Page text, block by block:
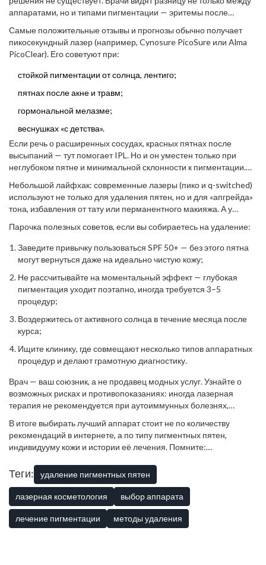
аппаратами, но и типами пигментации — эритемы после
дермальные пятна. Если пришли в салон и вас «молча» сажают
под лампу IPL — стоп, спросите про диагностику. Часто нужен
дерматоскоп или отдельный осмотр на аппарате Visia, который
считает, где пигмент залегает глубже.
Самые положительные отзывы и прогнозы обычно получает
пикосекундный лазер (например, Cynosure PicoSure или Alma
PicoClear). Его советуют при:
стойкой пигментации от солнца, лентиго;
пятнах после акне и травм;
гормональной мелазме;
веснушках «с детства».
Если речь о расширенных сосудах, красных пятнах после
высыпаний — тут помогает IPL. Но и он уместен только при
неглубоком пятне и минимальной склонности к пигментации.
тонкой светлой кожей.
Небольшой лайфхак: современные лазеры (пико и q-switched)
используют не только для удаления пятен, но и для «апгрейда»
тона, избавления от тату или перманентного макияжа. А у
требует анестезии и не оставляет риска для гипертрофических
рубцов. Пациенты отмечают, что уже после первого сеанса
становятся видны пустоши без пигмента, а пигментация
Парочка полезных советов, если вы собираетесь на удаление:
Заведите привычку пользоваться SPF 50+ — без этого пятна
могут вернуться даже на идеально чистую кожу;
Не рассчитывайте на моментальный эффект — глубокая
пигментация уходит поэтапно, иногда требуется 3–5
процедур;
Воздержитесь от активного солнца в течение месяца после
курса;
Ищите клинику, где совмещают несколько типов аппаратных
процедур и делают грамотную диагностику.
Врач — ваш союзник, а не продавец модных услуг. Узнайте о
возможных рисках и противопоказаниях: иногда лазерная
терапия не рекомендуется при аутоиммунных болезнях,
просите тестовую вспышку, грамотный специалист никогда не
откажет.
В итоге выбирать лучший аппарат стоит не по количеству
рекомендаций в интернете, а по типу пигментных пятен,
индивидууму кожи и истории её лечения. Помните:
послеуходе творят чудеса, которые редко дарят домашние
средства даже за год.
Теги: удаление пигментных пятен
лазерная косметология выбор аппарата
лечение пигментации методы удаления